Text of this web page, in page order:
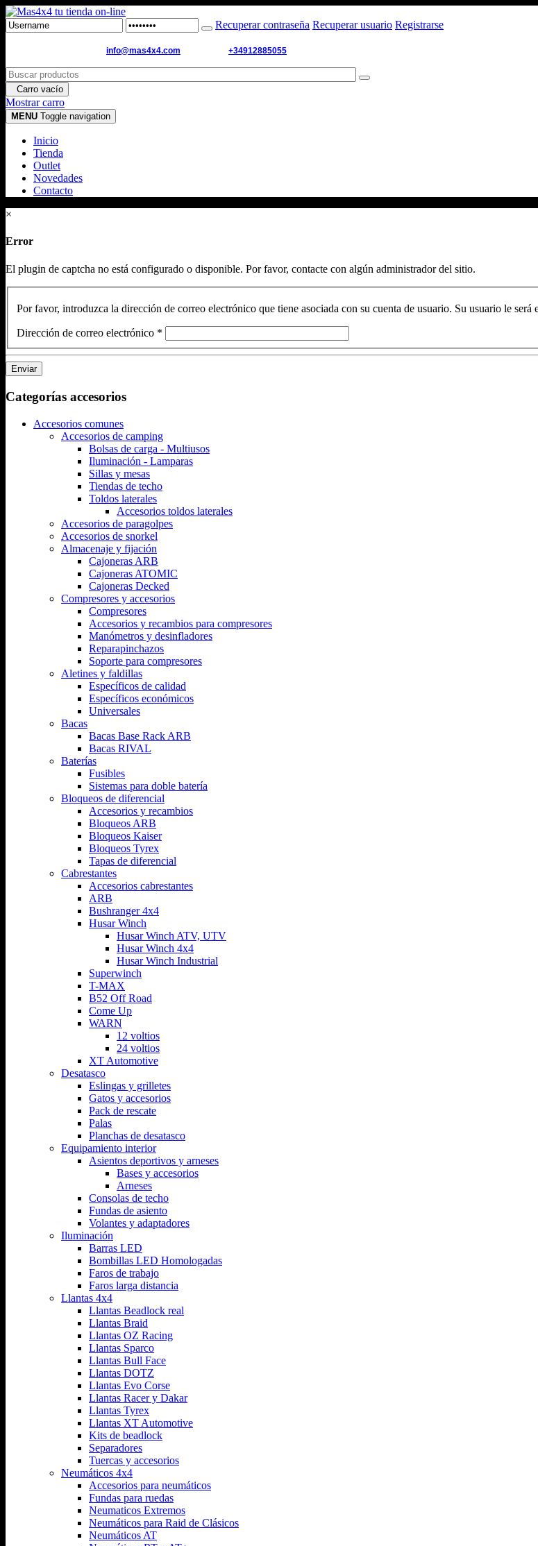
Recuperar contraseña Recuperar usuario Registrarse
info@mas4x4.com +34912885055
Carro vacío
Mostrar carro
MENU Toggle navigation
Inicio
Tienda
Outlet
Novedades
Contacto
×
Error
El plugin de captcha no está configurado o disponible. Por favor, contacte con algún administrador del sitio.
Por favor, introduzca la dirección de correo electrónico que tiene asociada con su cuenta de usuario. Su usuario le
Dirección de correo electrónico *
Enviar
Categorías accesorios
Accesorios comunes
Accesorios de camping
Bolsas de carga - Multiusos
Iluminación - Lamparas
Sillas y mesas
Tiendas de techo
Toldos laterales
Accesorios toldos laterales
Accesorios de paragolpes
Accesorios de snorkel
Almacenaje y fijación
Cajoneras ARB
Cajoneras ATOMIC
Cajoneras Decked
Compresores y accesorios
Compresores
Accesorios y recambios para compresores
Manómetros y desinfladores
Reparapinchazos
Soporte para compresores
Aletines y faldillas
Específicos de calidad
Específicos económicos
Universales
Bacas
Bacas Base Rack ARB
Bacas RIVAL
Baterías
Fusibles
Sistemas para doble batería
Bloqueos de diferencial
Accesorios y recambios
Bloqueos ARB
Bloqueos Kaiser
Bloqueos Tyrex
Tapas de diferencial
Cabrestantes
Accesorios cabrestantes
ARB
Bushranger 4x4
Husar Winch
Husar Winch ATV, UTV
Husar Winch 4x4
Husar Winch Industrial
Superwinch
T-MAX
B52 Off Road
Come Up
WARN
12 voltios
24 voltios
XT Automotive
Desatasco
Eslingas y grilletes
Gatos y accesorios
Pack de rescate
Palas
Planchas de desatasco
Equipamiento interior
Asientos deportivos y arneses
Bases y accesorios
Arneses
Consolas de techo
Fundas de asiento
Volantes y adaptadores
Iluminación
Barras LED
Bombillas LED Homologadas
Faros de trabajo
Faros larga distancia
Llantas 4x4
Llantas Beadlock real
Llantas Braid
Llantas OZ Racing
Llantas Sparco
Llantas Bull Face
Llantas DOTZ
Llantas Evo Corse
Llantas Racer y Dakar
Llantas Tyrex
Llantas XT Automotive
Kits de beadlock
Separadores
Tuercas y accesorios
Neumáticos 4x4
Accesorios para neumáticos
Fundas para ruedas
Neumaticos Extremos
Neumáticos para Raid de Clásicos
Neumáticos AT